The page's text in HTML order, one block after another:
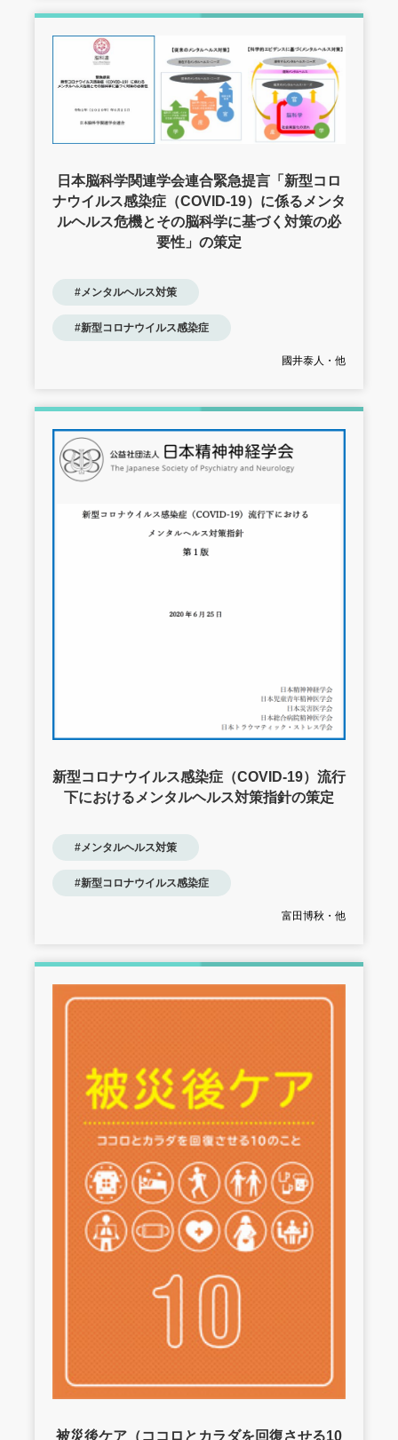
日本脳科学関連学会連合緊急提言「新型コロ
ナウイルス感染症（COVID-19）に係るメンタ
ルヘルス危機とその脳科学に基づく対策の必
要性」の策定
#メンタルヘルス対策
#新型コロナウイルス感染症
國井泰人・他
新型コロナウイルス感染症（COVID-19）流行
下におけるメンタルヘルス対策指針の策定
#メンタルヘルス対策
#新型コロナウイルス感染症
富田博秋・他
被災後ケア（ココロとカラダを回復させる10